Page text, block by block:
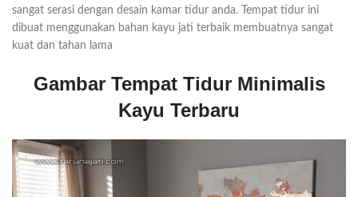
sangat serasi dengan desain kamar tidur anda. Tempat tidur ini
dibuat menggunakan bahan kayu jati terbaik membuatnya sangat
kuat dan tahan lama
Gambar Tempat Tidur Minimalis
Kayu Terbaru